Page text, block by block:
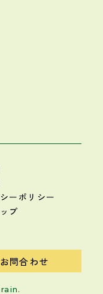
ーポリシー
プ
お問合わせ
.